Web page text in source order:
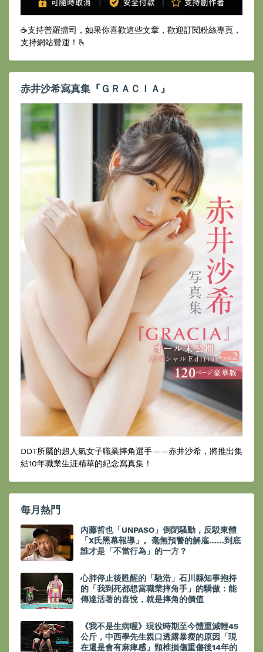
☕️支持普羅擂司，如果你喜歡這些文章，歡迎訂閱粉絲專頁，
支持網站營運！🫰
赤井沙希寫真集『ＧＲＡＣＩＡ』
DDT所屬的超人氣女子職業摔角選手——赤井沙希，將推出集
結10年職業生涯精華的紀念寫真集！
每月熱門
內藤哲也「UNPASO」倒閉騷動，反駁東體
「X氏黑幕報導」。毫無預警的解雇……到底
誰才是「不當行為」的一方？
心肺停止後甦醒的「馳浩」石川縣知事抱持
的「我到死都想當職業摔角手」的驕傲：能
傳達活著的喜悅，就是摔角的價值
《我不是生病喔》現役時期至今體重減輕45
公斤，中西學先生親口透露暴瘦的原因「現
在還是會有麻痺感」頸椎損傷重傷後14年的